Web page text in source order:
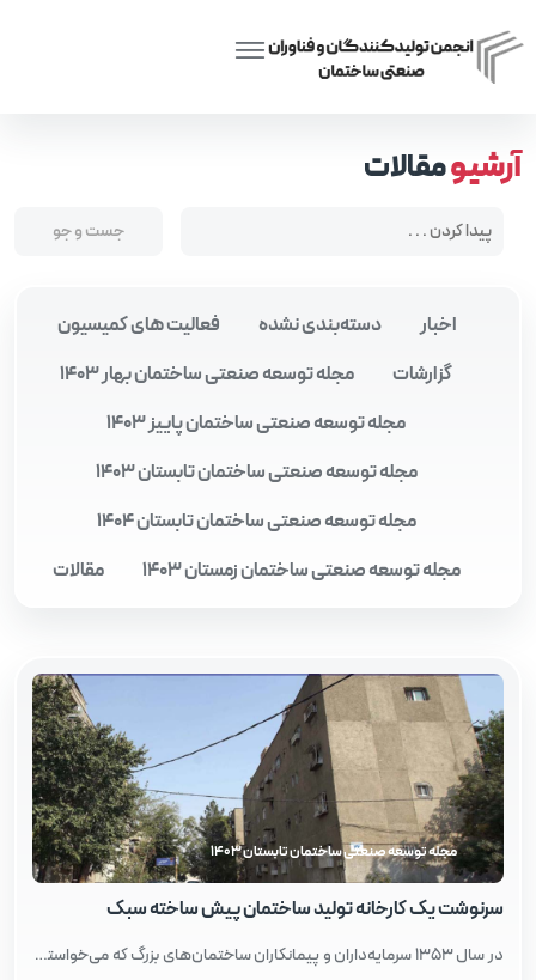
آرشیومقالات
اخبار دسته‌بندی نشده
فعالیت های کمیسیون
گزارشات
مجله توسعه صنعتی ساختمان بهار 1403
مجله توسعه صنعتی ساختمان پاییز 1403
مجله توسعه صنعتی ساختمان تابستان 1403
مجله توسعه صنعتی ساختمان تابستان 1404
مجله توسعه صنعتی ساختمان زمستان 1403
مقالات
مجله توسعه صنعتی ساختمان تابستان 1403
سرنوشت یک کارخانه تولید ساختمان پیش‌ ساخته سبک
در سال 1353 سرمایه‌داران و پیمانکاران ساختمان‌های بزرگ که می‌خواستند